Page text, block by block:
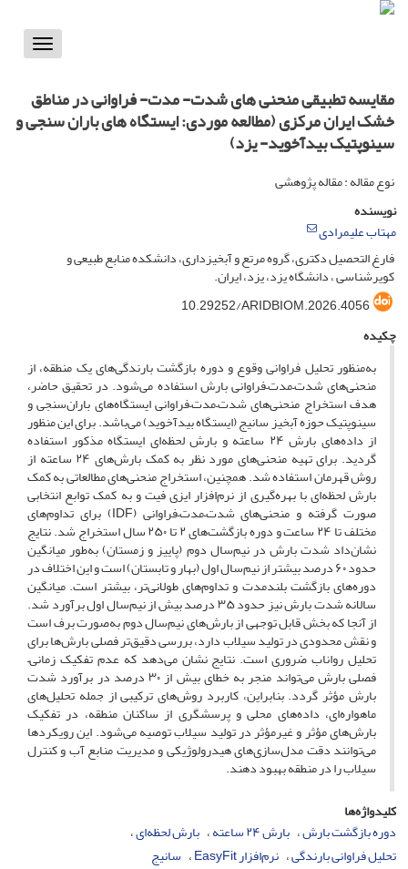
Toggle
مقایسه تطبیقی منحنی های شدت- مدت- فراوانی در مناطق
خشک ایران مرکزی (مطالعه موردی: ایستگاه های باران سنجی و
سینوپتیک بیدآخوید- یزد)
نوع مقاله : مقاله پژوهشی
نویسنده
مهتاب علیمرادی
فارغ التحصیل دکتری، گروه مرتع و آبخیزداری، دانشکده منابع طبیعی و
کویرشناسی ، دانشگاه یزد، یزد، ایران.
10.29252/ARIDBIOM.2026.4056
چکیده
به‌منظور تحلیل فراوانی وقوع و دوره بازگشت بارندگی‌های یک منطقه، از
منحنی‌های شدت–مدت–فراوانی بارش استفاده می‌شود. در تحقیق حاضر،
هدف استخراج منحنی‌های شدت–مدت–فراوانی ایستگاه‌های باران‌سنجی و
سینوپتیک حوزه آبخیز سانیج (ایستگاه بیدآخوید) می‌باشد. برای این منظور
از داده‌های بارش ۲۴ ساعته و بارش لحظه‌ای ایستگاه مذکور استفاده
گردید. برای تهیه منحنی‌های مورد نظر به کمک بارش‌های ۲۴ ساعته از
روش قهرمان استفاده شد. همچنین، استخراج منحنی‌های مطالعاتی به کمک
بارش لحظه‌ای با بهره‌گیری از نرم‌افزار ایزی فیت و به کمک توابع انتخابی
صورت گرفته و منحنی‌های شدت–مدت–فراوانی (IDF) برای تداوم‌های
مختلف تا ۲۴ ساعت و دوره بازگشت‌های ۲ تا ۲۵۰ سال استخراج شد. نتایج
نشان‌داد شدت بارش در نیم‌سال دوم (پاییز و زمستان) به‌طور میانگین
حدود ۶۰ درصد بیشتر از نیم‌سال اول (بهار و تابستان) است و این اختلاف در
دوره‌های بازگشت بلندمدت و تداوم‌های طولانی‌تر، بیشتر است. میانگین
سالانه شدت بارش نیز حدود ۳۵ درصد بیش از نیم‌سال اول برآورد شد.
از آنجا که بخش قابل توجهی از بارش‌های نیم‌سال دوم به‌صورت برف است
و نقش محدودی در تولید سیلاب دارد، بررسی دقیق‌تر فصلی بارش‌ها برای
تحلیل رواناب ضروری است. نتایج نشان می‌دهد که عدم تفکیک زمانی–
فصلی بارش می‌تواند منجر به خطای بیش از ۳۰ درصد در برآورد شدت
بارش مؤثر گردد. بنابراین، کاربرد روش‌های ترکیبی از جمله تحلیل‌های
ماهواره‌ای، داده‌های محلی و پرسشگری از ساکنان منطقه، در تفکیک
بارش‌های مؤثر و غیرمؤثر در تولید سیلاب توصیه می‌شود. این رویکردها
می‌توانند دقت مدل‌سازی‌های هیدرولوژیکی و مدیریت منابع آب و کنترل
سیلاب را در منطقه بهبود دهند.
کلیدواژه‌ها
دوره بازگشت بارش بارش ۲۴ ساعته
بارش لحظه‌ای
تحلیل فراوانی بارندگی نرم‌افزار EasyFit
سانیج